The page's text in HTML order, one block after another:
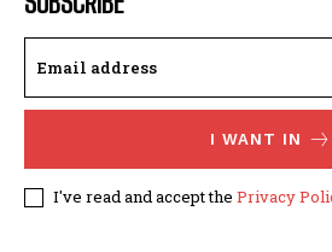
I WANT IN
I've read and accept the Privacy